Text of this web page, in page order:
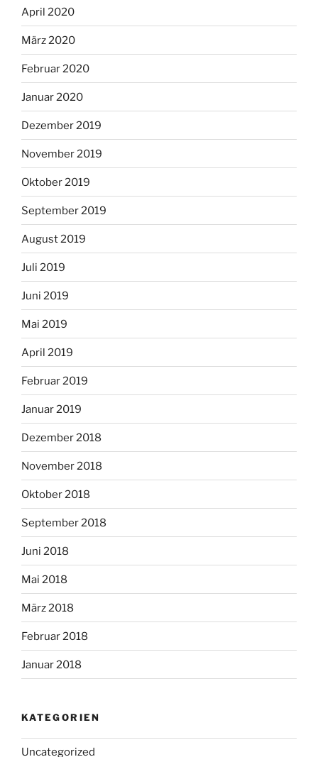
April 2020
März 2020
Februar 2020
Januar 2020
Dezember 2019
November 2019
Oktober 2019
September 2019
August 2019
Juli 2019
Juni 2019
Mai 2019
April 2019
Februar 2019
Januar 2019
Dezember 2018
November 2018
Oktober 2018
September 2018
Juni 2018
Mai 2018
März 2018
Februar 2018
Januar 2018
KATEGORIEN
Uncategorized